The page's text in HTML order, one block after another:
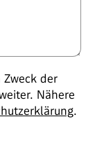
Zweck der
Nähere
.